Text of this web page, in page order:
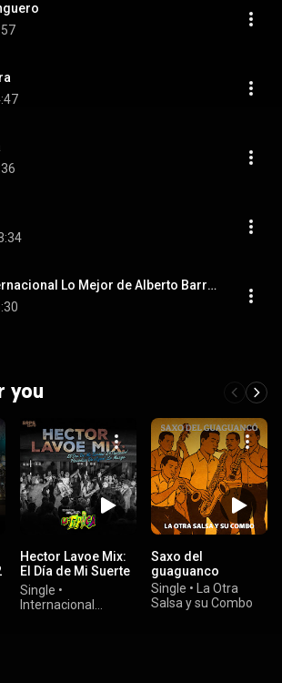
Medley Internacional Lo Mejor de Alberto Barros
you
Hector Lavoe Mix:
El Día de Mi Suerte
/ El Cantante /
Periódico de Ayer /
Single •
Internacional
Saxo del
guaguanco
Single •
La Otra
Salsa y su Combo